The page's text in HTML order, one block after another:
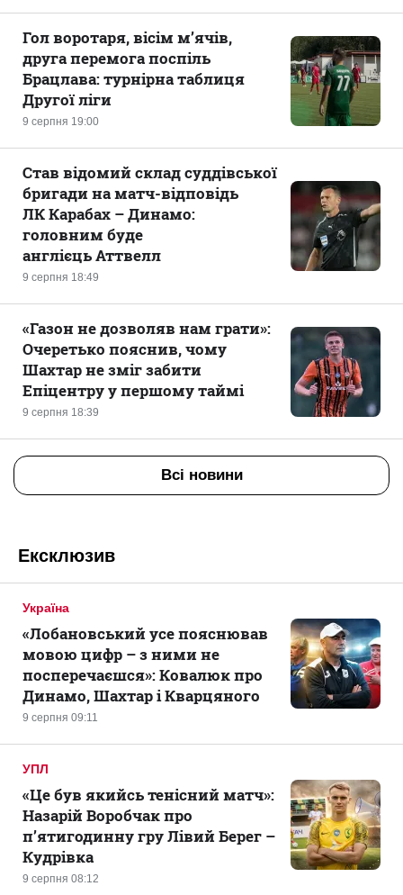
9 серпня 19:00
Гол воротаря, вісім м’ячів,
друга перемога поспіль
Брацлава: турнірна таблиця
Другої ліги
9 серпня 18:49
Став відомий склад суддівської
бригади на матч-відповідь
ЛК Карабах – Динамо:
головним буде
англієць Аттвелл
9 серпня 18:39
«Газон не дозволяв нам грати»:
Очеретько пояснив, чому
Шахтар не зміг забити
Епіцентру у першому таймі
Всі новини
Ексклюзив
Україна
9 серпня 09:11
«Лобановський усе пояснював
мовою цифр – з ними не
посперечаєшся»: Ковалюк про
Динамо, Шахтар і Кварцяного
УПЛ
9 серпня 08:12
«Це був якийсь тенісний матч»:
Назарій Воробчак про
п’ятигодинну гру Лівий Берег –
Кудрівка